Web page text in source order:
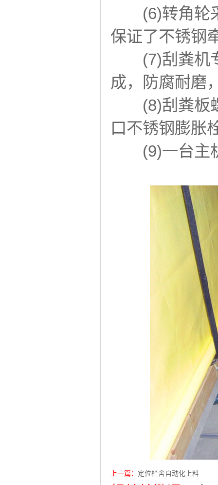
(6)转角轮采
保证了不锈钢
(7)刮粪机专
成，防腐耐磨
(8)刮粪板螺
口不锈钢膨胀
(9)一台主机
上一篇： 定位栏舍自动化上料